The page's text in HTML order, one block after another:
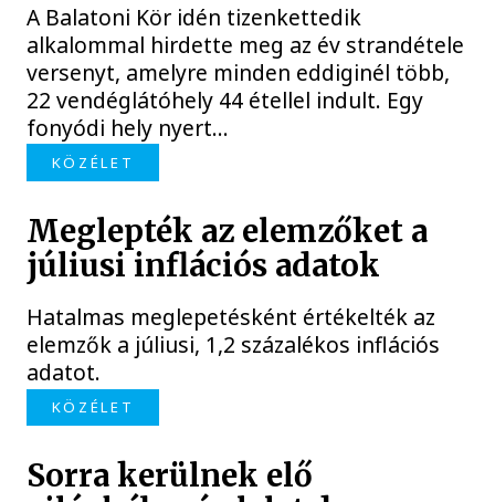
A Balatoni Kör idén tizenkettedik
alkalommal hirdette meg az év strandétele
versenyt, amelyre minden eddiginél több,
22 vendéglátóhely 44 étellel indult. Egy
fonyódi hely nyert...
KÖZÉLET
Meglepték az elemzőket a
júliusi inflációs adatok
Hatalmas meglepetésként értékelték az
elemzők a júliusi, 1,2 százalékos inflációs
adatot.
KÖZÉLET
Sorra kerülnek elő